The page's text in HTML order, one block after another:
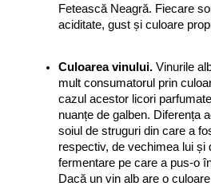
Fetească Neagră. Fiecare
aciditate, gust și culoare
Culoarea vinului. Vinurile
mult consumatorul prin
cazul acestor licori
nuanțe de galben. Diferența
soiul de struguri din care a
respectiv, de vechimea lui și
fermentare pe care a pus-o
Dacă un vin alb are o